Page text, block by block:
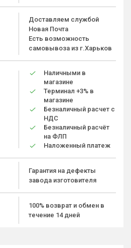
Доставляем службой
Новая Почта
Есть возможность
самовывоза из г.Харьков
Наличными в
магазине
Терминал +3% в
магазине
Безналичный расчет с
НДС
Безналичный расчёт
на ФЛП
Наложенный платеж
Гарантия на дефекты
завода изготовителя
100% возврат и обмен в
течение 14 дней